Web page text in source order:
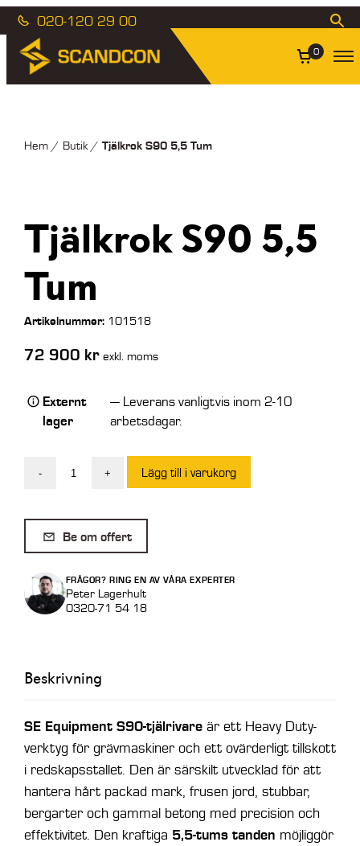
020-120 29 00
0
Hem/ Butik/ Tjälkrok S90 5,5 Tum
Tjälkrok S90 5,5
Tum
Artikelnummer:101518
72 900 kr exkl. moms
Externt
lager
— Leverans vanligtvis inom 2-10
arbetsdagar.
-
5,5
Tum
mängd
+ Lägg till i varukorg
Be om offert
FRÅGOR? RING EN AV VÅRA EXPERTER
Peter Lagerhult
0320-71 54 18
Beskrivning
SE Equipment S90-tjälrivareär ett Heavy Duty-
verktyg för grävmaskiner och ett ovärderligt tillskott
i redskapsstallet. Den är särskilt utvecklad för att
hantera hårt packad mark, frusen jord, stubbar,
bergarter och gammal betong med precision och
effektivitet. Den kraftiga 5,5-tums tanden möjliggör